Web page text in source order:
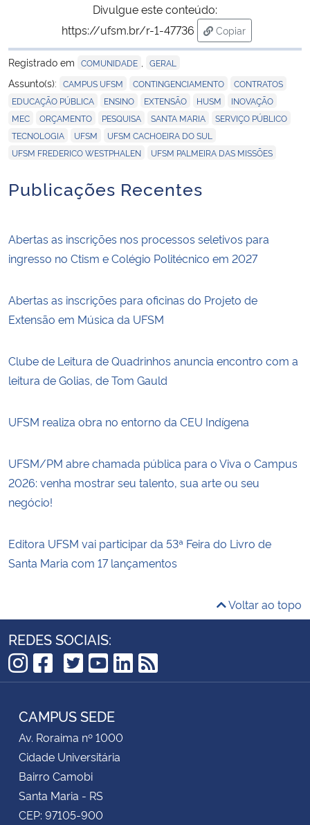
Divulgue este conteúdo:
https://ufsm.br/r-1-47736
Copiar
para área de
Registrado em COMUNIDADE GERAL
Assunto(s): CAMPUS UFSM CONTINGENCIAMENTO CONTRATOS
EDUCAÇÃO PÚBLICA ENSINO EXTENSÃO HUSM INOVAÇÃO
MEC ORÇAMENTO PESQUISA SANTA MARIA SERVIÇO PÚBLICO
TECNOLOGIA UFSM UFSM CACHOEIRA DO SUL
UFSM FREDERICO WESTPHALEN UFSM PALMEIRA DAS MISSÕES
Publicações Recentes
Abertas as inscrições nos processos seletivos para
ingresso no Ctism e Colégio Politécnico em 2027
Abertas as inscrições para oficinas do Projeto de
Extensão em Música da UFSM
Clube de Leitura de Quadrinhos anuncia encontro com a
leitura de Golias, de Tom Gauld
UFSM realiza obra no entorno da CEU Indígena
UFSM/PM abre chamada pública para o Viva o Campus
2026: venha mostrar seu talento, sua arte ou seu
negócio!
Editora UFSM vai participar da 53ª Feira do Livro de
Santa Maria com 17 lançamentos
Voltar ao topo
REDES SOCIAIS:
Instagram
Facebook
TikTok
Twitter
YouTube
LinkedIn
RSS
CAMPUS SEDE
Av. Roraima nº 1000
Cidade Universitária
Bairro Camobi
Santa Maria - RS
CEP: 97105-900